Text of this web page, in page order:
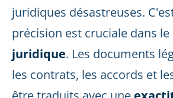
juridiques désastreuses.
précision est cruciale dans le
juridique. Les documents
les contrats, les accords et